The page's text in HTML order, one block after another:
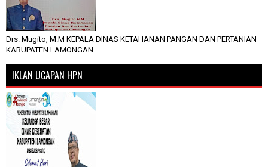
Drs. Mugito, M.M KEPALA DINAS KETAHANAN PANGAN DAN PERTANIAN
KABUPATEN LAMONGAN
IKLAN UCAPAN HPN